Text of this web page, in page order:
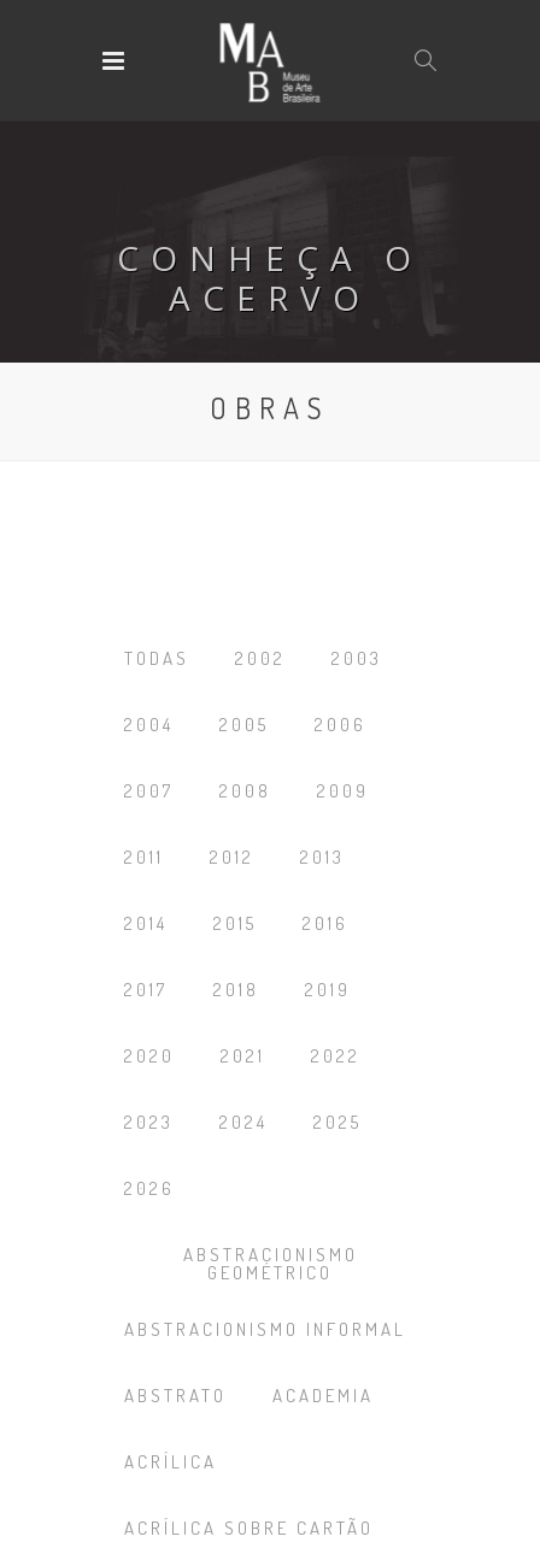
CONHEÇA O
ACERVO
OBRAS
TODAS 2002 2003
2004 2005 2006
2007 2008 2009
2011 2012 2013
2014 2015 2016
2017 2018 2019
2020 2021 2022
2023 2024 2025
2026
ABSTRACIONISMO
GEOMÉTRICO
ABSTRACIONISMO INFORMAL
ABSTRATO ACADEMIA
ACRÍLICA
ACRÍLICA SOBRE CARTÃO